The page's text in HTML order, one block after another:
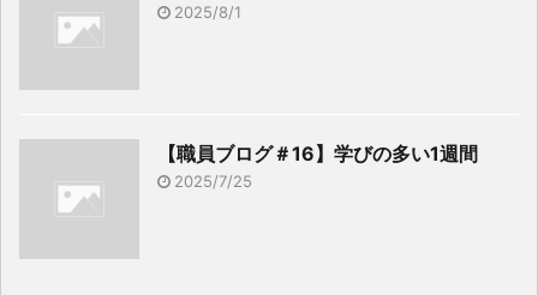
2025/8/1
【職員ブログ＃16】学びの多い1週間
2025/7/25